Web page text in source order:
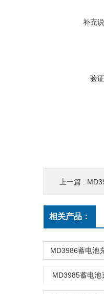
补充
验
上一篇 :
相关产品：
MD3985蓄电池